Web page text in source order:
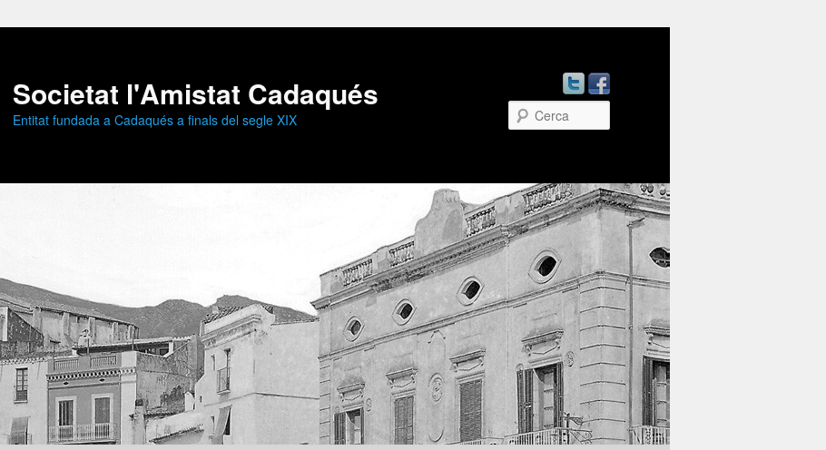
Societat l'Amistat Cadaqués
Entitat fundada a Cadaqués a finals del segle XIX